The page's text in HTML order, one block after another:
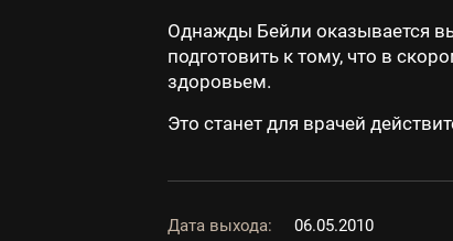
Однажды Бейли оказывается
подготовить к тому, что в
здоровьем.
Это станет для врачей
Дата выхода: 06.05.2010